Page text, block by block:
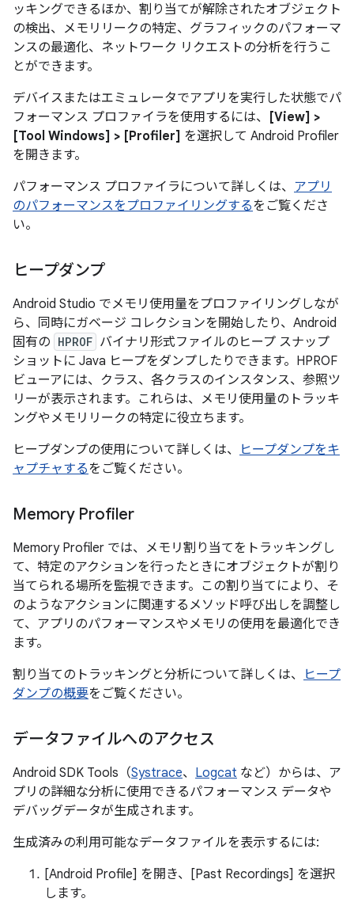
ッキングできるほか、割り当てが解除されたオブジェクト
の検出、メモリリークの特定、グラフィックのパフォーマ
ンスの最適化、ネットワーク リクエストの分析を行うこ
とができます。
デバイスまたはエミュレータでアプリを実行した状態でパ
フォーマンス プロファイラを使用するには、
[View] >
[Tool Windows] > [Profiler] を選択して Android Profiler
を開きます。
パフォーマンス プロファイラについて詳しくは、 アプリ
のパフォーマンスをプロファイリングするをご覧くださ
い。
ヒープダンプ
Android Studio でメモリ使用量をプロファイリングしなが
ら、同時にガベージ コレクションを開始したり、Android
固有の HPROF バイナリ形式ファイルのヒープ スナップ
ショットに Java ヒープをダンプしたりできます。HPROF
ビューアには、クラス、各クラスのインスタンス、参照ツ
リーが表示されます。これらは、メモリ使用量のトラッキ
ングやメモリリークの特定に役立ちます。
ヒープダンプの使用について詳しくは、
ヒープダンプをキ
ャプチャするをご覧ください。
Memory Profiler
Memory Profiler では、メモリ割り当てをトラッキングし
て、特定のアクションを行ったときにオブジェクトが割り
当てられる場所を監視できます。この割り当てにより、そ
のようなアクションに関連するメソッド呼び出しを調整し
て、アプリのパフォーマンスやメモリの使用を最適化でき
ます。
割り当てのトラッキングと分析について詳しくは、
ヒープ
ダンプの概要をご覧ください。
データファイルへのアクセス
Android SDK Tools（Systrace、 Logcat など）からは、ア
プリの詳細な分析に使用できるパフォーマンス データや
デバッグデータが生成されます。
生成済みの利用可能なデータファイルを表示するには:
[Android Profile] を開き、[Past Recordings] を選択
します。